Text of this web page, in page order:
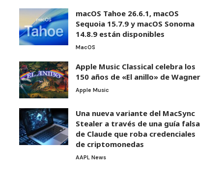
macOS Tahoe 26.6.1, macOS
Sequoia 15.7.9 y macOS Sonoma
14.8.9 están disponibles
MacOS
Apple Music Classical celebra los
150 años de «El anillo» de Wagner
Apple Music
Una nueva variante del MacSync
Stealer a través de una guía falsa
de Claude que roba credenciales
de criptomonedas
AAPL News